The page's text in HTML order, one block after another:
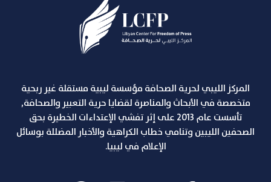
المركز الليبي لحرية الصحافة مؤسسة ليبية مستقلة غير ربحية
متخصصة في الأبحاث والمناصرة لقضايا حرية التعبير والصحافة,
تأسست عام 2013 على إثر تفشي الإعتداءات الخطيرة بحق
الصحفين الليبين وتنامي خطاب الكراهية والأخبار المضللة بوسائل
الإعلام في ليبيا.